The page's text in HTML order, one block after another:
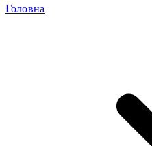
Головна